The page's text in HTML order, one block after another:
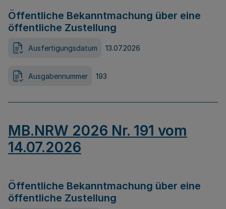
Öffentliche Bekanntmachung über eine
öffentliche Zustellung
Ausfertigungsdatum 13.07.2026
Ausgabennummer 193
MB.NRW 2026 Nr. 191 vom
14.07.2026
Öffentliche Bekanntmachung über eine
öffentliche Zustellung